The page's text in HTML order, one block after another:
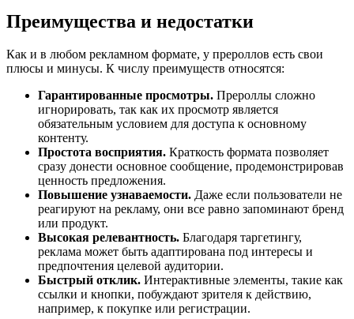
Преимущества и недостатки
Как и в любом рекламном формате, у прероллов есть свои
плюсы и минусы. К числу преимуществ относятся:
Гарантированные просмотры. Прероллы сложно
игнорировать, так как их просмотр является
обязательным условием для доступа к основному
контенту.
Простота восприятия. Краткость формата позволяет
сразу донести основное сообщение, продемонстрировав
ценность предложения.
Повышение узнаваемости. Даже если пользователи не
реагируют на рекламу, они все равно запоминают бренд
или продукт.
Высокая релевантность. Благодаря таргетингу,
реклама может быть адаптирована под интересы и
предпочтения целевой аудитории.
Быстрый отклик. Интерактивные элементы, такие как
ссылки и кнопки, побуждают зрителя к действию,
например, к покупке или регистрации.